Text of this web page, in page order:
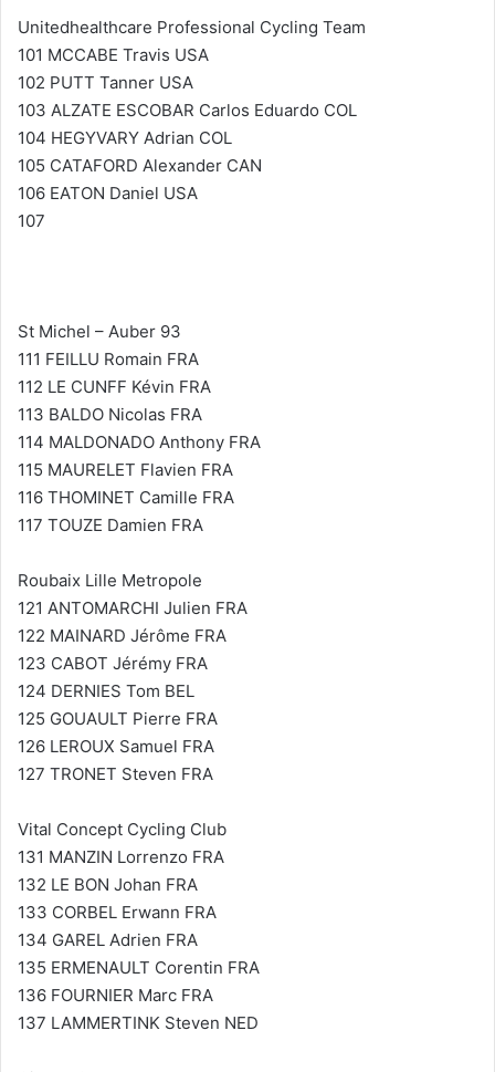
Unitedhealthcare Professional Cycling Team
101 MCCABE Travis USA
102 PUTT Tanner USA
103 ALZATE ESCOBAR Carlos Eduardo COL
104 HEGYVARY Adrian COL
105 CATAFORD Alexander CAN
106 EATON Daniel USA
107
St Michel – Auber 93
111 FEILLU Romain FRA
112 LE CUNFF Kévin FRA
113 BALDO Nicolas FRA
114 MALDONADO Anthony FRA
115 MAURELET Flavien FRA
116 THOMINET Camille FRA
117 TOUZE Damien FRA
Roubaix Lille Metropole
121 ANTOMARCHI Julien FRA
122 MAINARD Jérôme FRA
123 CABOT Jérémy FRA
124 DERNIES Tom BEL
125 GOUAULT Pierre FRA
126 LEROUX Samuel FRA
127 TRONET Steven FRA
Vital Concept Cycling Club
131 MANZIN Lorrenzo FRA
132 LE BON Johan FRA
133 CORBEL Erwann FRA
134 GAREL Adrien FRA
135 ERMENAULT Corentin FRA
136 FOURNIER Marc FRA
137 LAMMERTINK Steven NED